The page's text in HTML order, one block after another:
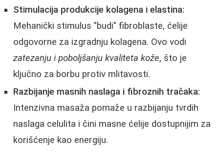
Stimulacija produkcije kolagena i elastina:
Mehanički stimulus "budi" fibroblaste, ćelije
odgovorne za izgradnju kolagena. Ovo vodi
zatezanju i poboljšanju kvaliteta kože, što je
ključno za borbu protiv mlitavosti.
Razbijanje masnih naslaga i fibroznih tračaka:
Intenzivna masaža pomaže u razbijanju tvrdih
naslaga celulita i čini masne ćelije dostupnijim za
korišćenje kao energiju.